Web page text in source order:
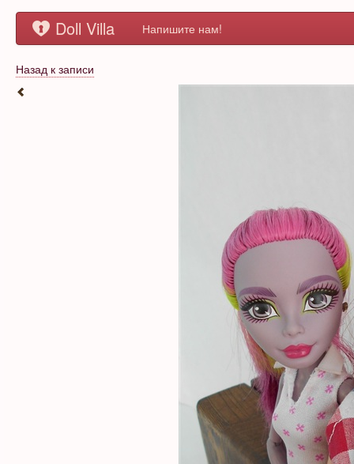
Doll Villa Напишите нам!
Назад к записи